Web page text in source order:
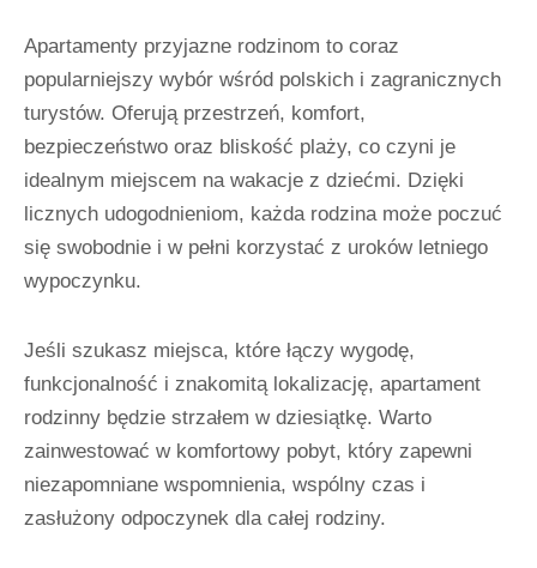
Apartamenty przyjazne rodzinom to coraz
popularniejszy wybór wśród polskich i zagranicznych
turystów. Oferują przestrzeń, komfort,
bezpieczeństwo oraz bliskość plaży, co czyni je
idealnym miejscem na wakacje z dziećmi. Dzięki
licznych udogodnieniom, każda rodzina może poczuć
się swobodnie i w pełni korzystać z uroków letniego
wypoczynku.
Jeśli szukasz miejsca, które łączy wygodę,
funkcjonalność i znakomitą lokalizację, apartament
rodzinny będzie strzałem w dziesiątkę. Warto
zainwestować w komfortowy pobyt, który zapewni
niezapomniane wspomnienia, wspólny czas i
zasłużony odpoczynek dla całej rodziny.